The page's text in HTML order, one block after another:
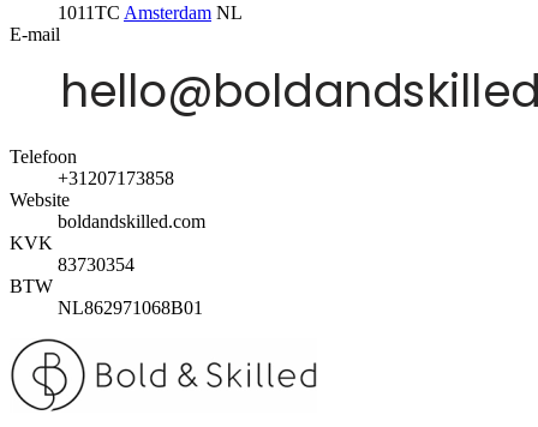
1011TC Amsterdam NL
E-mail
Telefoon
‭+31207173858‬
Website
boldandskilled.com
KVK
83730354
BTW
NL862971068B01